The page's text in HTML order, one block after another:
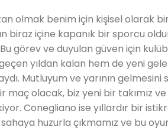
olmak benim için kişisel olarak
biraz içine kapanık bir sporcu
Bu görev ve duyulan güven için
yıldan kalan hem de yeni
Mutluyum ve yarının gelmesini
maç olacak, biz yeni bir takımız
Conegliano ise yıllardır bir
huzurla çıkmamız ve bu